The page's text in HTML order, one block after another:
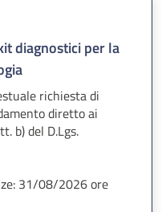
diagnostici per la
richiesta di
diretto ai
b) del D.Lgs.
31/08/2026 ore